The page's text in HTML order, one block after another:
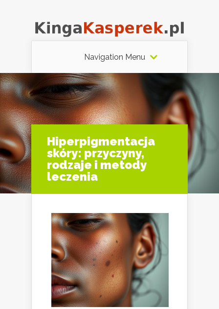
Navigation Menu
Hiperpigmentacja
skóry: przyczyny,
rodzaje i metody
leczenia